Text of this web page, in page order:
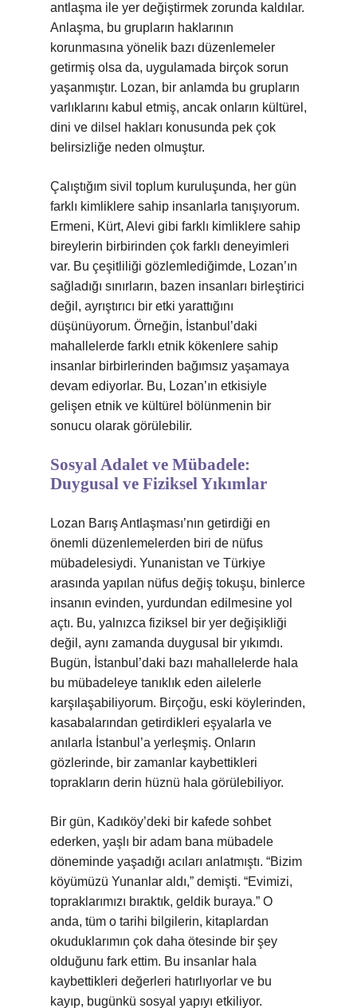
antlaşma ile yer değiştirmek zorunda kaldılar.
Anlaşma, bu grupların haklarının
korunmasına yönelik bazı düzenlemeler
getirmiş olsa da, uygulamada birçok sorun
yaşanmıştır. Lozan, bir anlamda bu grupların
varlıklarını kabul etmiş, ancak onların kültürel,
dini ve dilsel hakları konusunda pek çok
belirsizliğe neden olmuştur.
Çalıştığım sivil toplum kuruluşunda, her gün
farklı kimliklere sahip insanlarla tanışıyorum.
Ermeni, Kürt, Alevi gibi farklı kimliklere sahip
bireylerin birbirinden çok farklı deneyimleri
var. Bu çeşitliliği gözlemlediğimde, Lozan’ın
sağladığı sınırların, bazen insanları birleştirici
değil, ayrıştırıcı bir etki yarattığını
düşünüyorum. Örneğin, İstanbul’daki
mahallelerde farklı etnik kökenlere sahip
insanlar birbirlerinden bağımsız yaşamaya
devam ediyorlar. Bu, Lozan’ın etkisiyle
gelişen etnik ve kültürel bölünmenin bir
sonucu olarak görülebilir.
Sosyal Adalet ve Mübadele:
Duygusal ve Fiziksel Yıkımlar
Lozan Barış Antlaşması’nın getirdiği en
önemli düzenlemelerden biri de nüfus
mübadelesiydi. Yunanistan ve Türkiye
arasında yapılan nüfus değiş tokuşu, binlerce
insanın evinden, yurdundan edilmesine yol
açtı. Bu, yalnızca fiziksel bir yer değişikliği
değil, aynı zamanda duygusal bir yıkımdı.
Bugün, İstanbul’daki bazı mahallelerde hala
bu mübadeleye tanıklık eden ailelerle
karşılaşabiliyorum. Birçoğu, eski köylerinden,
kasabalarından getirdikleri eşyalarla ve
anılarla İstanbul’a yerleşmiş. Onların
gözlerinde, bir zamanlar kaybettikleri
toprakların derin hüznü hala görülebiliyor.
Bir gün, Kadıköy’deki bir kafede sohbet
ederken, yaşlı bir adam bana mübadele
döneminde yaşadığı acıları anlatmıştı. “Bizim
köyümüzü Yunanlar aldı,” demişti. “Evimizi,
topraklarımızı bıraktık, geldik buraya.” O
anda, tüm o tarihi bilgilerin, kitaplardan
okuduklarımın çok daha ötesinde bir şey
olduğunu fark ettim. Bu insanlar hala
kaybettikleri değerleri hatırlıyorlar ve bu
kayıp, bugünkü sosyal yapıyı etkiliyor.